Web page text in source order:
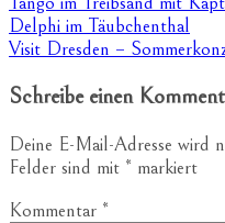
Delphi im Täubchenthal
Visit Dresden –
Schreibe einen
Deine E-Mail-Adresse wird
Felder sind mit * markiert
Kommentar *